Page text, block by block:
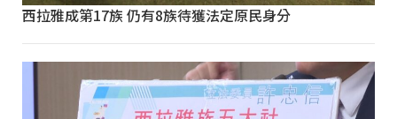
西拉雅成第17族 仍有8族待獲法定原民身分